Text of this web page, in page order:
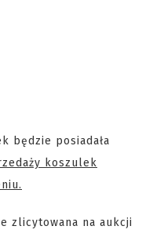
będzie posiadała
koszulek
zlicytowana na aukcji